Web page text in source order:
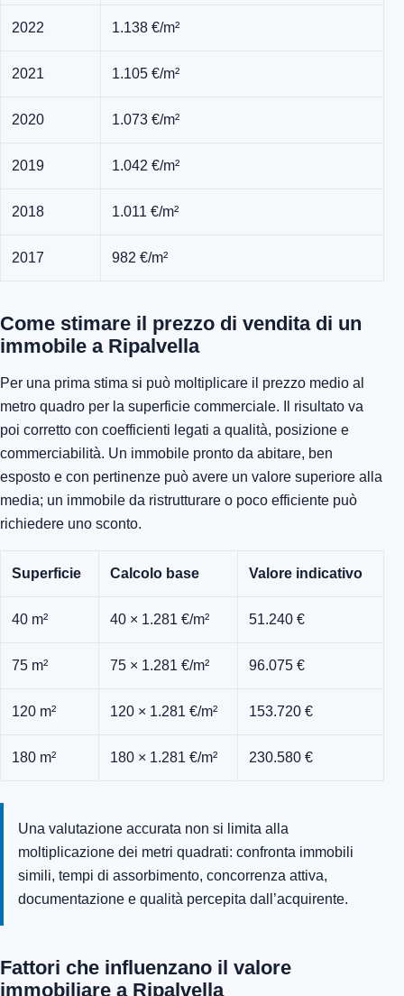
2022 1.138 €/m²
2021 1.105 €/m²
2020 1.073 €/m²
2019 1.042 €/m²
2018 1.011 €/m²
2017 982 €/m²
Come stimare il prezzo di vendita di un
immobile a Ripalvella
Per una prima stima si può moltiplicare il prezzo medio al
metro quadro per la superficie commerciale. Il risultato va
poi corretto con coefficienti legati a qualità, posizione e
commerciabilità. Un immobile pronto da abitare, ben
esposto e con pertinenze può avere un valore superiore alla
media; un immobile da ristrutturare o poco efficiente può
richiedere uno sconto.
Superficie Calcolo base Valore indicativo
40 m² 40 × 1.281 €/m² 51.240 €
75 m² 75 × 1.281 €/m² 96.075 €
120 m² 120 × 1.281 €/m² 153.720 €
180 m² 180 × 1.281 €/m² 230.580 €
Una valutazione accurata non si limita alla
moltiplicazione dei metri quadrati: confronta immobili
simili, tempi di assorbimento, concorrenza attiva,
documentazione e qualità percepita dall’acquirente.
Fattori che influenzano il valore
immobiliare a Ripalvella